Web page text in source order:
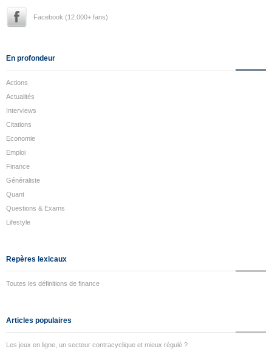
Facebook (12.000+ fans)
En profondeur
Actions
Actualités
Interviews
Citations
Economie
Emploi
Finance
Généraliste
Quant
Questions & Exams
Lifestyle
Repères lexicaux
Toutes les définitions de finance
Articles populaires
Les jeux en ligne, un secteur contracyclique et mieux régulé ?